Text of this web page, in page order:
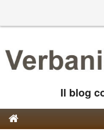
Il blog